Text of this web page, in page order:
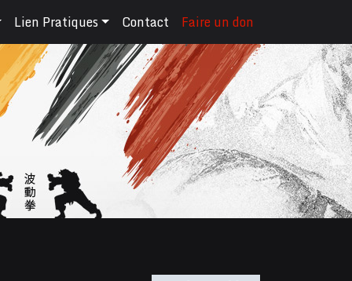
Lien Pratiques Contact Faire un don